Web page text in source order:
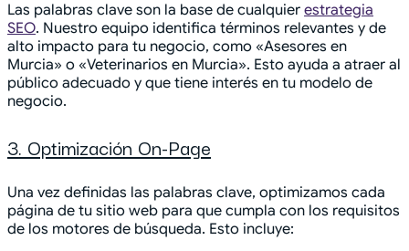
Las palabras clave son la base de cualquier estrategia
SEO. Nuestro equipo identifica términos relevantes y de
alto impacto para tu negocio, como «Asesores en
Murcia» o «Veterinarios en Murcia». Esto ayuda a atraer al
público adecuado y que tiene interés en tu modelo de
negocio.
3. Optimización On-Page
Una vez definidas las palabras clave, optimizamos cada
página de tu sitio web para que cumpla con los requisitos
de los motores de búsqueda. Esto incluye: